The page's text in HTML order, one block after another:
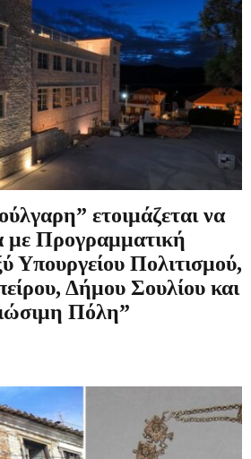
ετοιμάζεται να
με Προγραμματική
Υπουργείου Πολιτισμού,
Δήμου Σουλίου και
Πόλη”